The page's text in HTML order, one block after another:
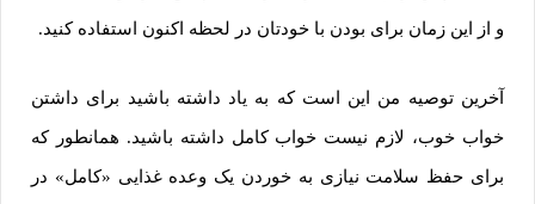
و از این زمان برای بودن با خودتان در لحظه اکنون استفاده کنید.
آخرین توصیه من این است که به یاد داشته باشید برای داشتن
خواب خوب، لازم نیست خواب کامل داشته باشید. همانطور که
برای حفظ سلامت نیازی به خوردن یک وعده غذایی «کامل» در